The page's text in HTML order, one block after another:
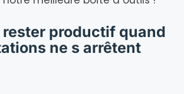
rester productif quand
ne s arrêtent